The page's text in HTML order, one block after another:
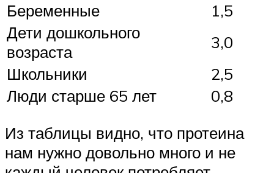
Беременные
1,5
Дети дошкольного
возраста
3,0
Школьники
2,5
Люди старше 65 лет
0,8
Из таблицы видно, что протеина
нам нужно довольно много и не